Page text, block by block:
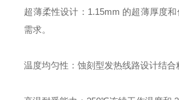
超薄柔性设计 ：1.15mm 的超薄厚度
需求。
温度均匀性 ：蚀刻型发热线路设计结